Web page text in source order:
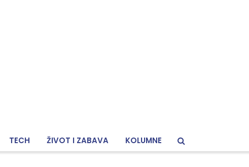
TECH ŽIVOT I ZABAVA KOLUMNE